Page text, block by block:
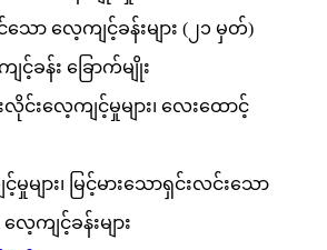
ော လေ့ကျင့်ခန်းများ (၂၁ မှတ်)
င့်ခန်း ခြောက်မျိုး
င်းလေ့ကျင့်မှုများ၊ လေးထောင့်
မှုများ၊ မြင့်မားသောရှင်းလင်းသော
လေ့ကျင့်ခန်းများ